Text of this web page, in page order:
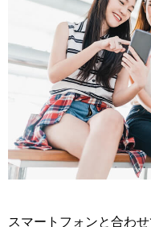
スマートフォンと合わ